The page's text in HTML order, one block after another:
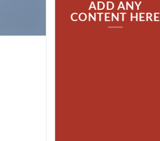
ADD ANY
CONTENT HERE